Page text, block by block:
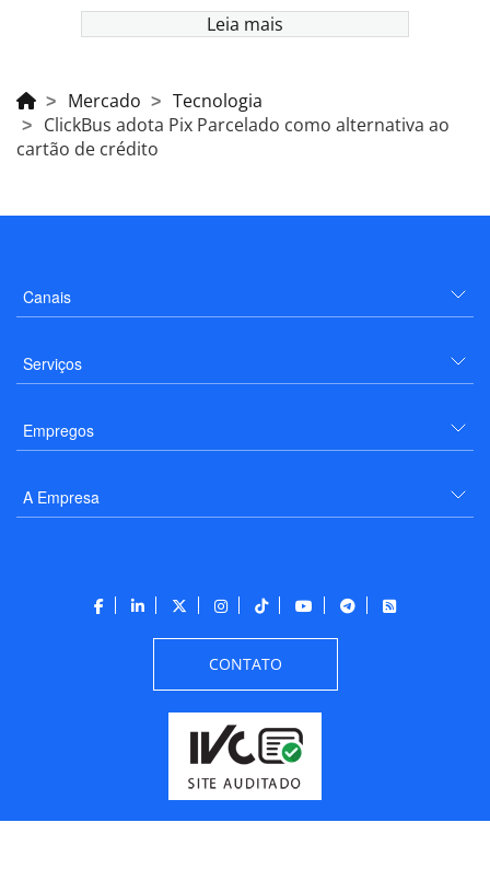
Leia mais
Mercado
Tecnologia
ClickBus adota Pix Parcelado como alternativa ao
cartão de crédito
Canais
Serviços
Empregos
A Empresa
CONTATO